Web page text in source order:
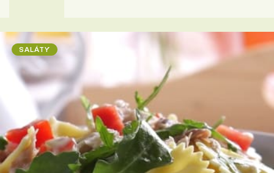
SALÁTY